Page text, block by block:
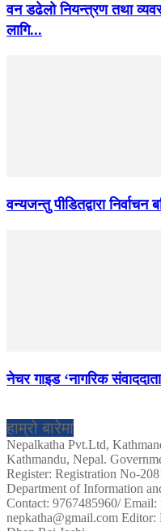
वन डढेलो नियन्त्रण तथा
लागि...
वन्यजन्तु पीडितद्वारा
नेचर गाइड ‘नागरिक
हाम्रो बारेमा
Nepalkatha Pvt.Ltd,
Kathmandu, Nepal.
Register: Registration No-
Department of Information
Contact: 9767485960/
nepkatha@gmail.com